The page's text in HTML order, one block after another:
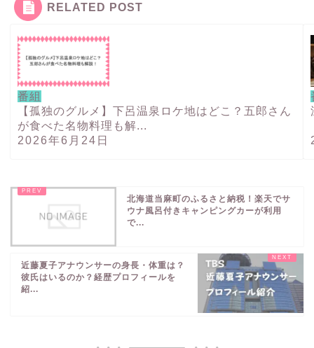
RELATED POST
番組
【孤独のグルメ】下呂温泉ロケ地はどこ？五郎さん
が食べた名物料理も解...
2026年6月24日
北海道当麻町のふるさと納税！楽天でサ
ウナ風呂付きキャンピングカーが利用
で...
近藤夏子アナウンサーの身長・体重は？
彼氏はいるのか？経歴プロフィールを
紹...